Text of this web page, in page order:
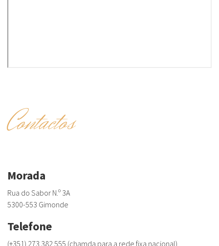
Contactos
Morada
Rua do Sabor N.º 3A
5300-553 Gimonde
Telefone
(+351) 273 382 555 (chamda para a rede fixa nacional)